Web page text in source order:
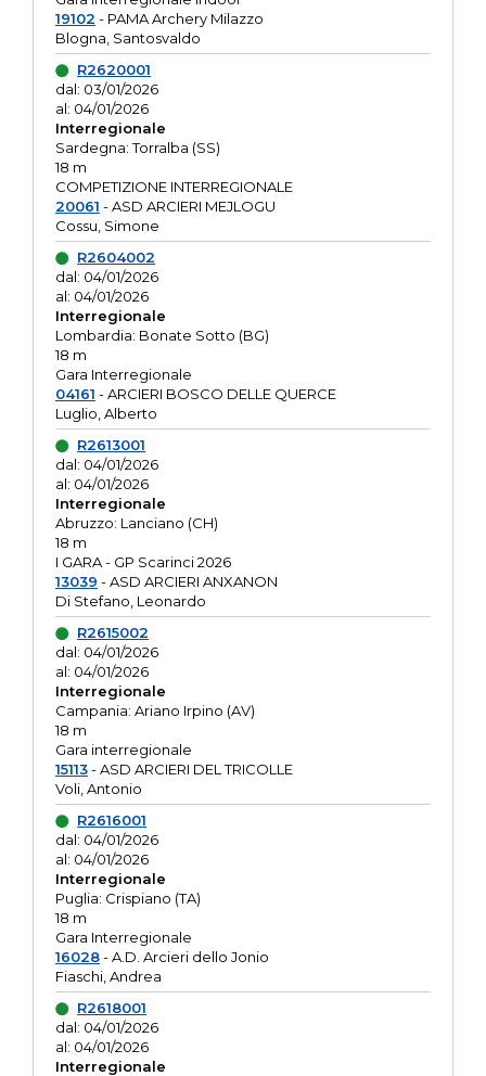
19102 - PAMA Archery Milazzo
Blogna, Santosvaldo
R2620001
dal: 03/01/2026
al: 04/01/2026
Interregionale
Sardegna: Torralba (SS)
18 m
COMPETIZIONE INTERREGIONALE
20061 - ASD ARCIERI MEJLOGU
Cossu, Simone
R2604002
dal: 04/01/2026
al: 04/01/2026
Interregionale
Lombardia: Bonate Sotto (BG)
18 m
Gara Interregionale
04161 - ARCIERI BOSCO DELLE QUERCE
Luglio, Alberto
R2613001
dal: 04/01/2026
al: 04/01/2026
Interregionale
Abruzzo: Lanciano (CH)
18 m
I GARA - GP Scarinci 2026
13039 - ASD ARCIERI ANXANON
Di Stefano, Leonardo
R2615002
dal: 04/01/2026
al: 04/01/2026
Interregionale
Campania: Ariano Irpino (AV)
18 m
Gara interregionale
15113- ASD ARCIERI DEL TRICOLLE
Voli, Antonio
R2616001
dal: 04/01/2026
al: 04/01/2026
Interregionale
Puglia: Crispiano (TA)
18 m
Gara Interregionale
16028- A.D. Arcieri dello Jonio
Fiaschi, Andrea
R2618001
dal: 04/01/2026
al: 04/01/2026
Interregionale